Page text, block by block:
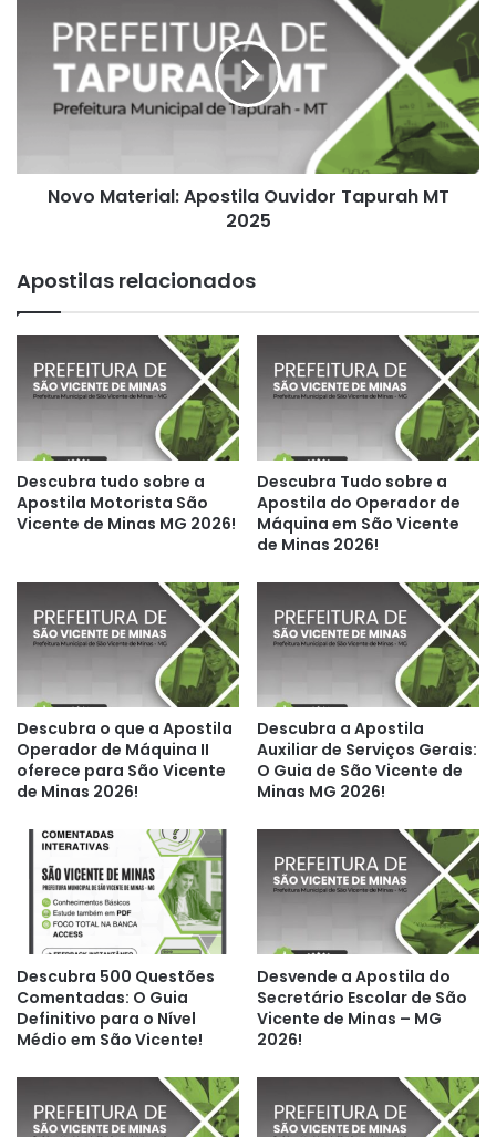
Apostila
Ouvidor
Novo Material: Apostila Ouvidor Tapurah MT
2025
Apostilas relacionados
Descubra tudo sobre a
Apostila Motorista São
Vicente de Minas MG 2026!
Descubra Tudo sobre a
Apostila do Operador de
Máquina em São Vicente
de Minas 2026!
Descubra o que a Apostila
Operador de Máquina II
oferece para São Vicente
de Minas 2026!
Descubra a Apostila
Auxiliar de Serviços Gerais:
O Guia de São Vicente de
Minas MG 2026!
Descubra 500 Questões
Comentadas: O Guia
Definitivo para o Nível
Médio em São Vicente!
Desvende a Apostila do
Secretário Escolar de São
Vicente de Minas – MG
2026!